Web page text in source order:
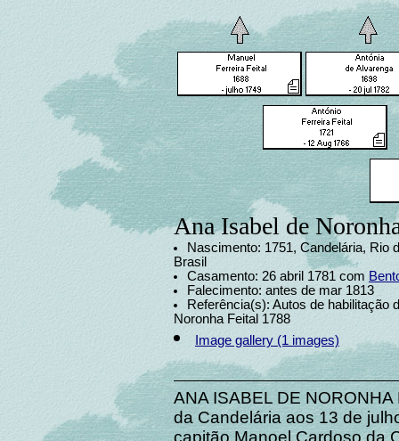
Ana Isabel de
Nascimento: 1751, Candelária, Rio
Brasil
Casamento: 26 abril 1781 com
Falecimento: antes de mar 1813
Referência(s): Autos de habilitação
Noronha Feital 1788
Image gallery (1 images)
ANA ISABEL DE NORONHA
da Candelária aos 13 de
capitão Manoel Cardoso da